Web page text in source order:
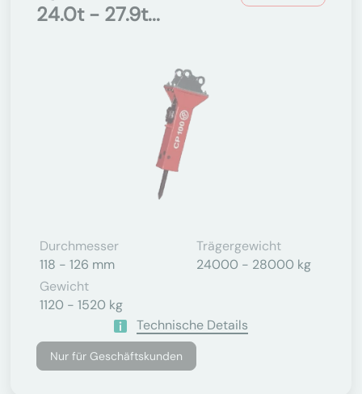
24.0t - 27.9t...
Durchmesser
118 - 126 mm
Trägergewicht
24000 - 28000 kg
Gewicht
1120 - 1520 kg
Technische Details
Nur für Geschäftskunden